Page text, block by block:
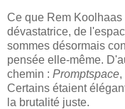
Ce que Rem
dévastatrice, de
sommes désormais
pensée elle-même.
chemin : Promptspace,
Certains étaient
la brutalité juste.